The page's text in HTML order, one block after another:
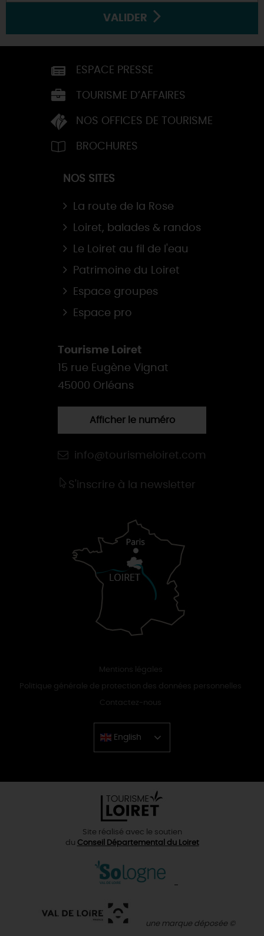
VALIDER
ESPACE PRESSE
TOURISME D’AFFAIRES
NOS OFFICES DE TOURISME
BROCHURES
NOS SITES
La route de la Rose
Loiret, balades & randos
Le Loiret au fil de l'eau
Patrimoine du Loiret
Espace groupes
Espace pro
Tourisme Loiret
15 rue Eugène Vignat
45000 Orléans
Afficher le numéro
info@tourismeloiret.com
S'inscrire à la newsletter
Mentions légales
Politique générale de protection des données personnelles
Contactez-nous
English
Chinese
Site réalisé avec le soutien
du Conseil Départemental du Loiret
une marque déposée ©